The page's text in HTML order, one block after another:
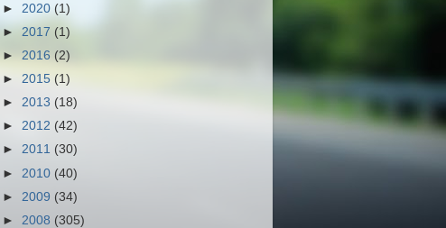
► 2020 (1)
► 2017 (1)
► 2016 (2)
► 2015 (1)
► 2013 (18)
► 2012 (42)
► 2011 (30)
► 2010 (40)
► 2009 (34)
► 2008 (305)